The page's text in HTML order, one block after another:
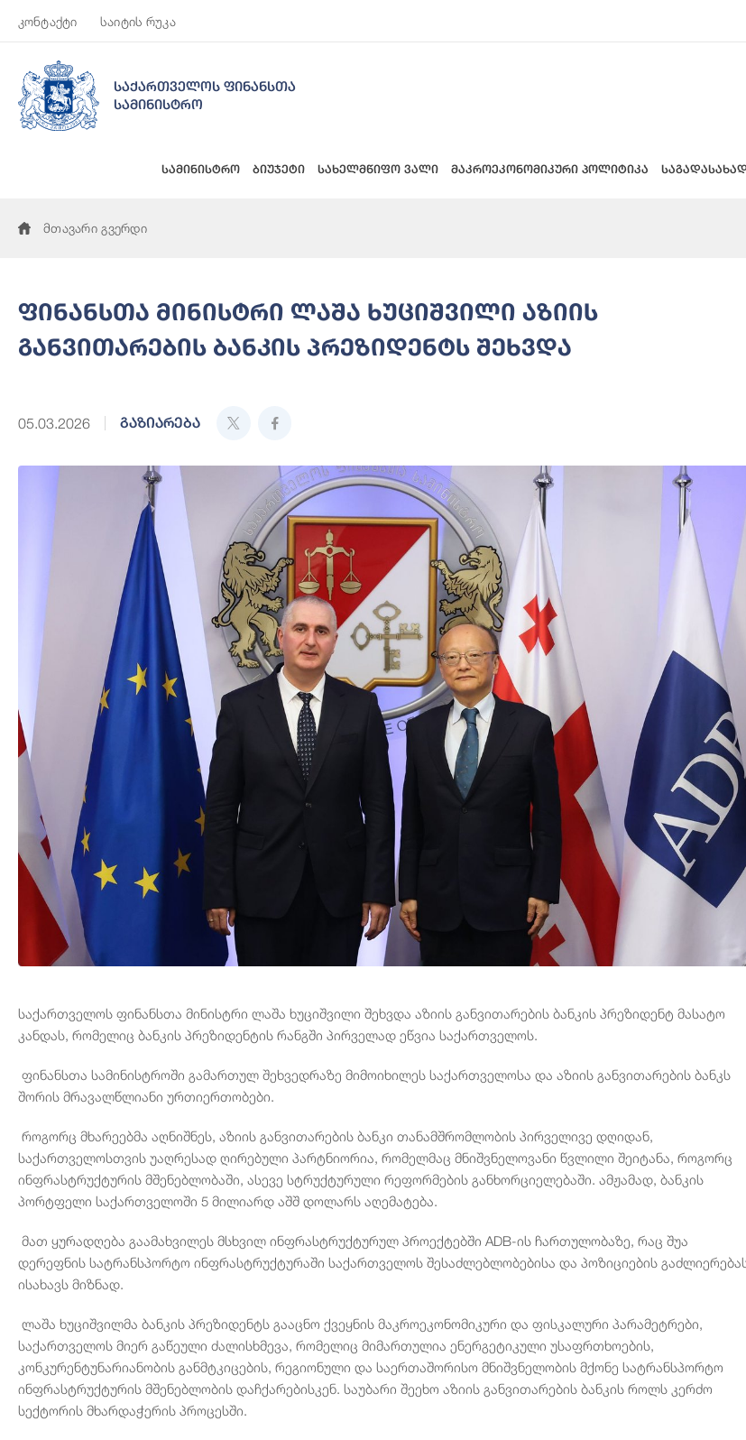
კონტაქტი საიტის რუკა
საქართველოს ფინანსთა
სამინისტრო
სამინისტრო ბიუჯეტი სახელმწიფო ვალი მაკროეკონომიკური პოლიტიკა
მთავარი გვერდი
ფინანსთა მინისტრი ლაშა ხუციშვილი აზიის
განვითარების ბანკის პრეზიდენტს შეხვდა
05.03.2026 გაზიარება
საქართველოს ფინანსთა მინისტრი ლაშა ხუციშვილი შეხვდა აზიის განვითარების ბანკის პრეზიდენტ მასატო
კანდას, რომელიც ბანკის პრეზიდენტის რანგში პირველად ეწვია საქართველოს.
ფინანსთა სამინისტროში გამართულ შეხვედრაზე მიმოიხილეს საქართველოსა და აზიის განვითარების ბანკს
შორის მრავალწლიანი ურთიერთობები.
როგორც მხარეებმა აღნიშნეს, აზიის განვითარების ბანკი თანამშრომლობის პირველივე დღიდან,
საქართველოსთვის უაღრესად ღირებული პარტნიორია, რომელმაც მნიშვნელოვანი წვლილი შეიტანა, როგორც
ინფრასტრუქტურის მშენებლობაში, ასევე სტრუქტურული რეფორმების განხორციელებაში. ამჟამად, ბანკის
პორტფელი საქართველოში 5 მილიარდ აშშ დოლარს აღემატება.
მათ ყურადღება გაამახვილეს მსხვილ ინფრასტრუქტურულ პროექტებში ADB-ის ჩართულობაზე, რაც შუა
დერეფნის სატრანსპორტო ინფრასტრუქტურაში საქართველოს შესაძლებლობებისა და პოზიციების
ისახავს მიზნად.
ლაშა ხუციშვილმა ბანკის პრეზიდენტს გააცნო ქვეყნის მაკროეკონომიკური და ფისკალური პარამეტრები,
საქართველოს მიერ გაწეული ძალისხმევა, რომელიც მიმართულია ენერგეტიკული უსაფრთხოების,
კონკურენტუნარიანობის განმტკიცების, რეგიონული და საერთაშორისო მნიშვნელობის მქონე სატრანსპორტო
ინფრასტრუქტურის მშენებლობის დაჩქარებისკენ. საუბარი შეეხო აზიის განვითარების ბანკის როლს კერძო
სექტორის მხარდაჭერის პროცესში.